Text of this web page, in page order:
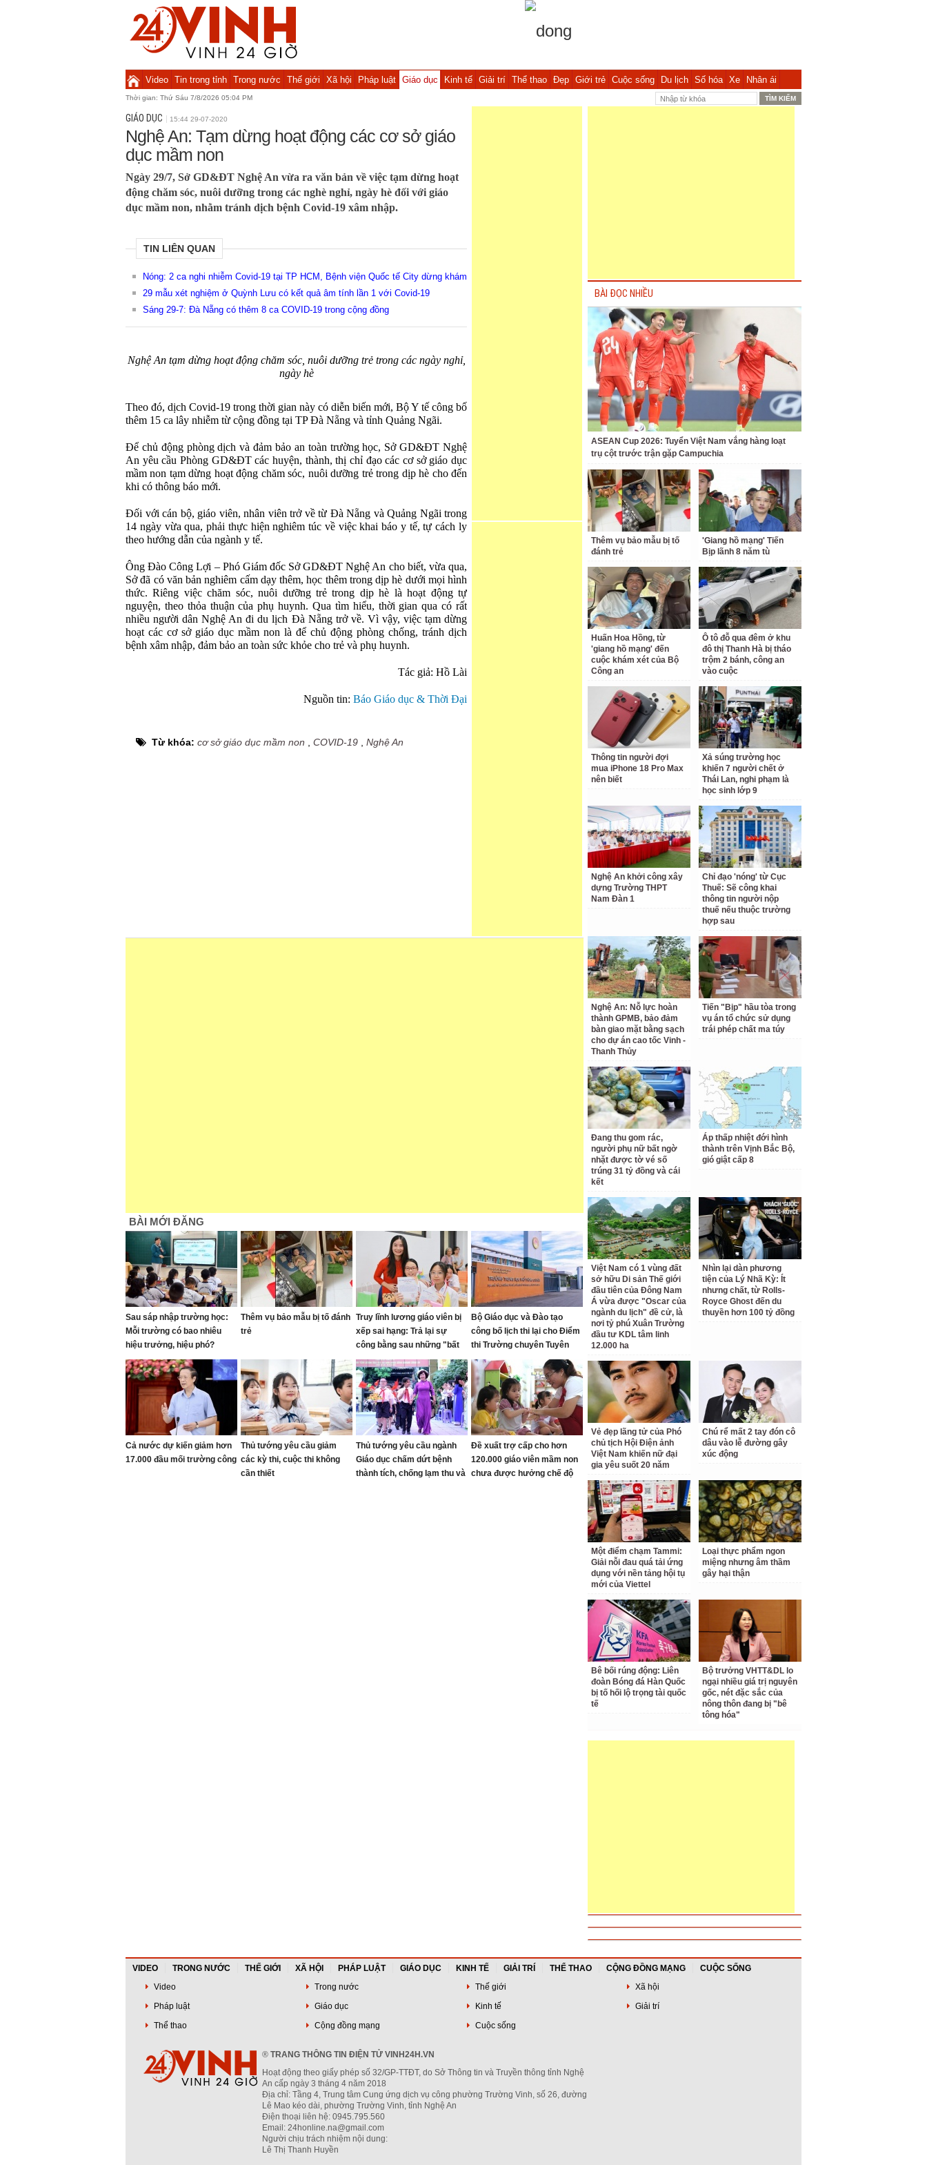
Video Tin trong tỉnh Trong nước Thế giới Xã hội Pháp luật Giáo dục Kinh tế Giải trí Thể thao Đẹp Giới trẻ Cuộc sống Du lịch Số hóa Xe Nhân ái
Thời gian: Thứ Sáu 7/8/2026 05:04 PM
GIÁO DỤC 15:44 29-07-2020
Nghệ An: Tạm dừng hoạt động các cơ sở giáo
dục mầm non
Ngày 29/7, Sở GD&ĐT Nghệ An vừa ra văn bản về việc tạm dừng hoạt
động chăm sóc, nuôi dưỡng trong các nghè nghỉ, ngày hè đối với giáo
dục mầm non, nhằm tránh dịch bệnh Covid-19 xâm nhập.
TIN LIÊN QUAN
Nóng: 2 ca nghi nhiễm Covid-19 tại TP HCM, Bệnh viện Quốc tế City dừng khám
29 mẫu xét nghiệm ở Quỳnh Lưu có kết quả âm tính lần 1 với Covid-19
Sáng 29-7: Đà Nẵng có thêm 8 ca COVID-19 trong cộng đồng
Nghệ An tạm dừng hoạt động chăm sóc, nuôi dưỡng trẻ trong các ngày nghỉ,
ngày hè
Theo đó, dịch Covid-19 trong thời gian này có diễn biến mới, Bộ Y tế công bố
thêm 15 ca lây nhiễm từ cộng đồng tại TP Đà Nẵng và tỉnh Quảng Ngãi.
Để chủ động phòng dịch và đảm bảo an toàn trường học, Sở GD&ĐT Nghệ
An yêu cầu Phòng GD&ĐT các huyện, thành, thị chỉ đạo các cơ sở giáo dục
mầm non tạm dừng hoạt động chăm sóc, nuôi dưỡng trẻ trong dịp hè cho đến
khi có thông báo mới.
Đối với cán bộ, giáo viên, nhân viên trở về từ Đà Nẵng và Quảng Ngãi trong
14 ngày vừa qua, phải thực hiện nghiêm túc về việc khai báo y tế, tự cách ly
theo hướng dẫn của ngành y tế.
Ông Đào Công Lợi – Phó Giám đốc Sở GD&ĐT Nghệ An cho biết, vừa qua,
Sở đã có văn bản nghiêm cấm dạy thêm, học thêm trong dịp hè dưới mọi hình
thức. Riêng việc chăm sóc, nuôi dưỡng trẻ trong dịp hè là hoạt động tự
nguyện, theo thỏa thuận của phụ huynh. Qua tìm hiểu, thời gian qua có rất
nhiều người dân Nghệ An đi du lịch Đà Nẵng trở về. Vì vậy, việc tạm dừng
hoạt các cơ sở giáo dục mầm non là để chủ động phòng chống, tránh dịch
bệnh xâm nhập, đảm bảo an toàn sức khỏe cho trẻ và phụ huynh.
Tác giả: Hồ Lài
Nguồn tin: Báo Giáo dục & Thời Đại
Từ khóa: cơ sở giáo dục mầm non COVID-19 Nghệ An
BÀI MỚI ĐĂNG
Sau sáp nhập trường học:
Mỗi trường có bao nhiêu
hiệu trưởng, hiệu phó?
Thêm vụ bảo mẫu bị tố đánh
trẻ
Truy lĩnh lương giáo viên bị
xếp sai hạng: Trả lại sự
công bằng sau những "bất
cập"
Bộ Giáo dục và Đào tạo
công bố lịch thi lại cho Điểm
thi Trường chuyên Tuyên
Quang
Cả nước dự kiến giảm hơn
17.000 đầu mối trường công
Thủ tướng yêu cầu giảm
các kỳ thi, cuộc thi không
cần thiết
Thủ tướng yêu cầu ngành
Giáo dục chấm dứt bệnh
thành tích, chống lạm thu và
Đề xuất trợ cấp cho hơn
120.000 giáo viên mầm non
chưa được hưởng chế độ
BÀI ĐỌC NHIỀU
ASEAN Cup 2026: Tuyển Việt Nam vắng hàng loạt
trụ cột trước trận gặp Campuchia
Thêm vụ bảo mẫu bị tố
đánh trẻ
'Giang hồ mạng' Tiến
Bịp lãnh 8 năm tù
Huấn Hoa Hồng, từ
'giang hồ mạng' đến
cuộc khám xét của Bộ
Công an
Ô tô đỗ qua đêm ở khu
đô thị Thanh Hà bị tháo
trộm 2 bánh, công an
vào cuộc
Thông tin người đợi
mua iPhone 18 Pro Max
nên biết
Xả súng trường học
khiến 7 người chết ở
Thái Lan, nghi phạm là
học sinh lớp 9
Nghệ An khởi công xây
dựng Trường THPT
Nam Đàn 1
Chỉ đạo 'nóng' từ Cục
Thuế: Sẽ công khai
thông tin người nộp
thuế nếu thuộc trường
hợp sau
Nghệ An: Nỗ lực hoàn
thành GPMB, bảo đảm
bàn giao mặt bằng sạch
cho dự án cao tốc Vinh -
Thanh Thủy
Tiến "Bịp" hầu tòa trong
vụ án tổ chức sử dụng
trái phép chất ma túy
Đang thu gom rác,
người phụ nữ bất ngờ
nhặt được tờ vé số
trúng 31 tỷ đồng và cái
kết
Áp thấp nhiệt đới hình
thành trên Vịnh Bắc Bộ,
gió giật cấp 8
Việt Nam có 1 vùng đất
sở hữu Di sản Thế giới
đầu tiên của Đông Nam
Á vừa được "Oscar của
ngành du lịch" đề cử, là
nơi tỷ phú Xuân Trường
đầu tư KDL tâm linh
12.000 ha
Nhìn lại dàn phương
tiện của Lý Nhã Kỳ: Ít
nhưng chất, từ Rolls-
Royce Ghost đến du
thuyền hơn 100 tỷ đồng
Vẻ đẹp lãng tử của Phó
chủ tịch Hội Điện ảnh
Việt Nam khiến nữ đại
gia yêu suốt 20 năm
Chú rể mất 2 tay đón cô
dâu vào lễ đường gây
xúc động
Một điểm chạm Tammi:
Giải nỗi đau quá tải ứng
dụng với nền tảng hội tụ
mới của Viettel
Loại thực phẩm ngon
miệng nhưng âm thầm
gây hại thận
Bê bối rúng động: Liên
đoàn Bóng đá Hàn Quốc
bị tố hối lộ trọng tài quốc
tế
Bộ trưởng VHTT&DL lo
ngại nhiều giá trị nguyên
gốc, nét đặc sắc của
nông thôn đang bị "bê
tông hóa"
VIDEO TRONG NƯỚC THẾ GIỚI XÃ HỘI PHÁP LUẬT GIÁO DỤC KINH TẾ GIẢI TRÍ THỂ THAO CỘNG ĐỒNG MẠNG
CUỘC SỐNG
Video
Trong nước Thế giới
Xã hội
Pháp luật
Giáo dục Kinh tế
Giải trí
Thể thao
Cộng đồng mạng Cuộc sống
® TRANG THÔNG TIN ĐIỆN TỬ VINH24H.VN
Hoạt động theo giấy phép số 32/GP-TTĐT, do Sở Thông tin và Truyền thông tỉnh Nghệ
An cấp ngày 3 tháng 4 năm 2018
Địa chỉ: Tầng 4, Trung tâm Cung ứng dịch vụ công phường Trường Vinh, số 26, đường
Lê Mao kéo dài, phường Trường Vinh, tỉnh Nghệ An
Điện thoại liên hệ: 0945.795.560
Email: 24honline.na@gmail.com
Người chịu trách nhiệm nội dung:
Lê Thị Thanh Huyền